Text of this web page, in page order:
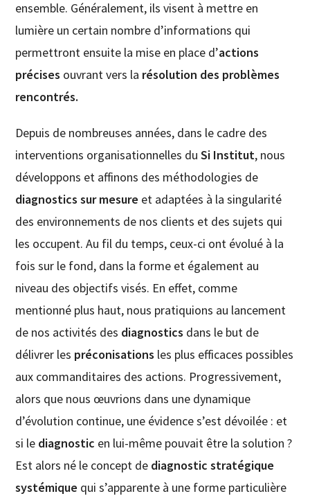
ensemble. Généralement, ils visent à mettre en
lumière un certain nombre d’informations qui
permettront ensuite la mise en place d’actions
précises ouvrant vers la résolution des problèmes
rencontrés.
Depuis de nombreuses années, dans le cadre des
interventions organisationnelles du Si Institut, nous
développons et affinons des méthodologies de
diagnostics sur mesure et adaptées à la singularité
des environnements de nos clients et des sujets qui
les occupent. Au fil du temps, ceux-ci ont évolué à la
fois sur le fond, dans la forme et également au
niveau des objectifs visés. En effet, comme
mentionné plus haut, nous pratiquions au lancement
de nos activités des diagnostics dans le but de
délivrer les préconisations les plus efficaces possibles
aux commanditaires des actions. Progressivement,
alors que nous œuvrions dans une dynamique
d’évolution continue, une évidence s’est dévoilée : et
si le diagnostic en lui-même pouvait être la solution ?
Est alors né le concept de diagnostic stratégique
systémique qui s’apparente à une forme particulière